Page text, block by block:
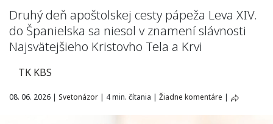
Druhý deň apoštolskej cesty pápeža Leva XIV.
do Španielska sa niesol v znamení slávnosti
Najsvätejšieho Kristovho Tela a Krvi
TK KBS
08. 06. 2026 | Svetonázor | 4 min. čítania | Žiadne komentáre |